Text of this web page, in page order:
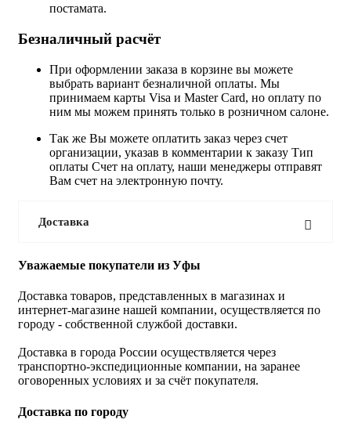
постамата.
Безналичный расчёт
При оформлении заказа в корзине вы можете
выбрать вариант безналичной оплаты. Мы
принимаем карты Visa и Master Card, но оплату по
ним мы можем принять только в розничном салоне.
Так же Вы можете оплатить заказ через счет
организации, указав в комментарии к заказу Тип
оплаты Счет на оплату, наши менеджеры отправят
Вам счет на электронную почту.
Доставка
Уважаемые покупатели из Уфы
Доставка товаров, представленных в магазинах и
интернет-магазине нашей компании, осуществляется по
городу - собственной службой доставки.
Доставка в города России осуществляется через
транспортно-экспедиционные компании, на заранее
оговоренных условиях и за счёт покупателя.
Доставка по городу